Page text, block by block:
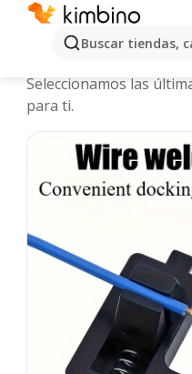
Buscar tiendas,
San Martin
Seleccionamos las
para ti.